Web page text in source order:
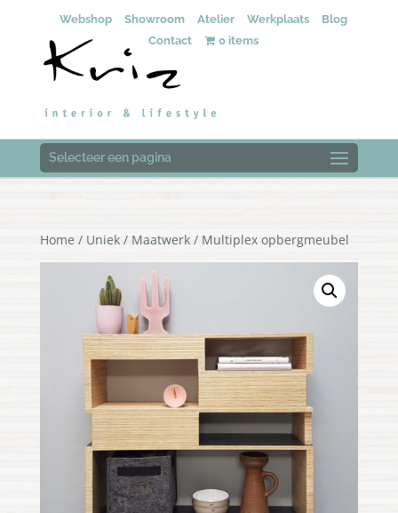
Webshop Showroom Atelier Werkplaats
Blog
Contact
0 items
Selecteer een pagina
Home / Uniek/ Maatwerk/ Multiplex opbergmeubel